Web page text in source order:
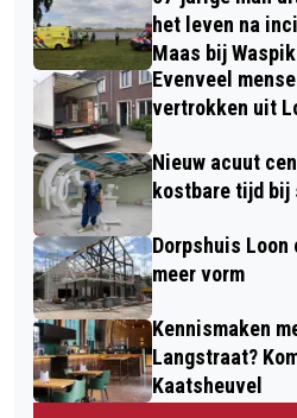
REGIOTEAM
CONTRACT BIJ RKC
het leven na
Maas bij Waspik
Evenveel
vertrokken uit
Nieuw acuut
kostbare tijd bij
Dorpshuis
meer vorm
Kennismaken
Langstraat?
Kaatsheuvel